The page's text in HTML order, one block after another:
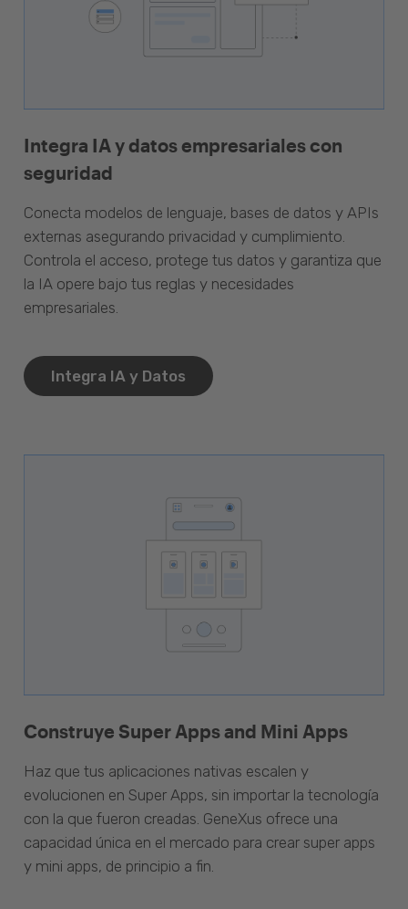
Integra IA y datos empresariales con
seguridad
Conecta modelos de lenguaje, bases de datos y APIs
externas asegurando privacidad y cumplimiento.
Controla el acceso, protege tus datos y garantiza que
la IA opere bajo tus reglas y necesidades
empresariales.
Integra IA y Datos
Construye Super Apps and Mini Apps
Haz que tus aplicaciones nativas escalen y
evolucionen en Super Apps, sin importar la tecnología
con la que fueron creadas. GeneXus ofrece una
capacidad única en el mercado para crear super apps
y mini apps, de principio a fin.